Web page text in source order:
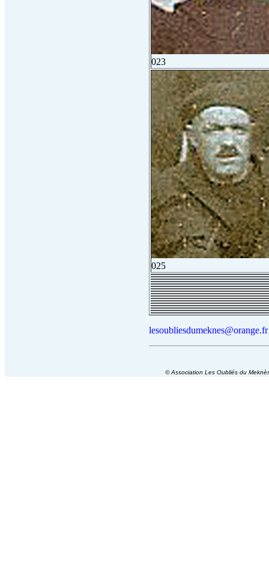
023
025
lesoubliesdumeknes@orange.fr
© Association Les Oubliés du